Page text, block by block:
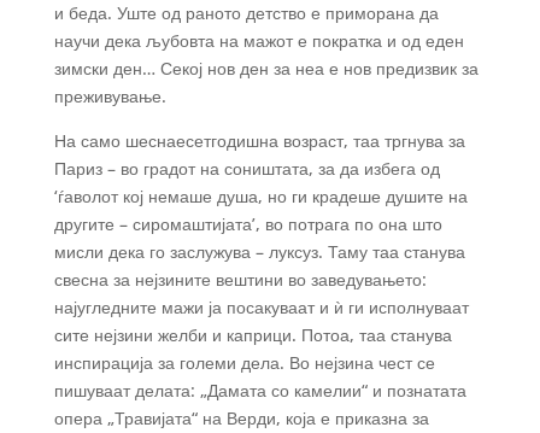
и беда. Уште од раното детство е приморана да
научи дека љубовта на мажот е пократка и од еден
зимски ден… Секој нов ден за неа е нов предизвик за
преживување.
На само шеснаесетгодишна возраст, таа тргнува за
Париз – во градот на соништата, за да избега од
‘ѓаволот кој немаше душа, но ги крадеше душите на
другите – сиромаштијата’, во потрага по она што
мисли дека го заслужува – луксуз. Таму таа станува
свесна за нејзините вештини во заведувањето:
најугледните мажи ја посакуваат и ѝ ги исполнуваат
сите нејзини желби и каприци. Потоа, таа станува
инспирација за големи дела. Во нејзина чест се
пишуваат делата: „Дамата со камелии“ и познатата
опера „Травијата“ на Верди, која е приказна за